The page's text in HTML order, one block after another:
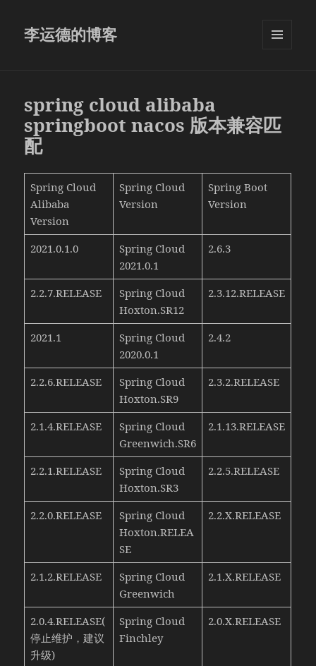
李运德的博客
spring cloud alibaba
springboot nacos 版本兼容匹
配
Spring Cloud
Alibaba
Version
Spring Cloud
Version
Spring Boot
Version
2021.0.1.0
Spring Cloud
2021.0.1
2.6.3
2.2.7.RELEASE
Spring Cloud
Hoxton.SR12
2.3.12.RELEASE
2021.1
Spring Cloud
2020.0.1
2.4.2
2.2.6.RELEASE
Spring Cloud
Hoxton.SR9
2.3.2.RELEASE
2.1.4.RELEASE
Spring Cloud
Greenwich.SR6
2.1.13.RELEASE
2.2.1.RELEASE
Spring Cloud
Hoxton.SR3
2.2.5.RELEASE
2.2.0.RELEASE
Spring Cloud
Hoxton.RELEA
SE
2.2.X.RELEASE
2.1.2.RELEASE
Spring Cloud
Greenwich
2.1.X.RELEASE
2.0.4.RELEASE(
停止维护，建议
升级)
Spring Cloud
Finchley
2.0.X.RELEASE